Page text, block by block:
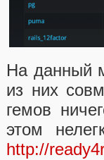
На данный
из них
гемов
этом
http://